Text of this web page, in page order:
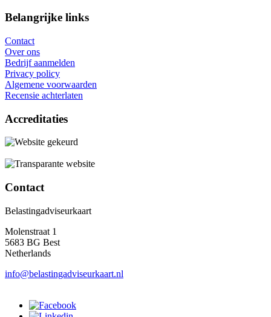
Belangrijke links
Contact
Over ons
Bedrijf aanmelden
Privacy policy
Algemene voorwaarden
Recensie achterlaten
Accreditaties
Contact
Belastingadviseurkaart
Molenstraat 1
5683 BG Best
Netherlands
info@belastingadviseurkaart.nl